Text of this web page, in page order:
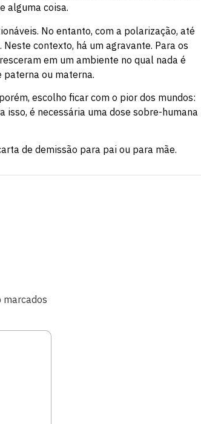
alguma coisa.
No entanto, com a polarização, até
contexto, há um agravante. Para os
em um ambiente no qual nada é
paterna ou materna.
escolho ficar com o pior dos mundos:
isso, é necessária uma dose sobre-humana
de demissão para pai ou para mãe.
marcados